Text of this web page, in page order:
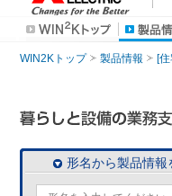
WIN2Kトップ 製品情報 [
形名から製品情報